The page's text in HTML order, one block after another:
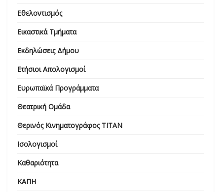
Εθελοντισμός
Εικαστικά Τμήματα
Εκδηλώσεις Δήμου
Ετήσιοι Απολογισμοί
Ευρωπαϊκά Προγράμματα
Θεατρική Ομάδα
Θερινός Κινηματογράφος ΤΙΤΑΝ
Ισολογισμοί
Καθαριότητα
ΚΑΠΗ